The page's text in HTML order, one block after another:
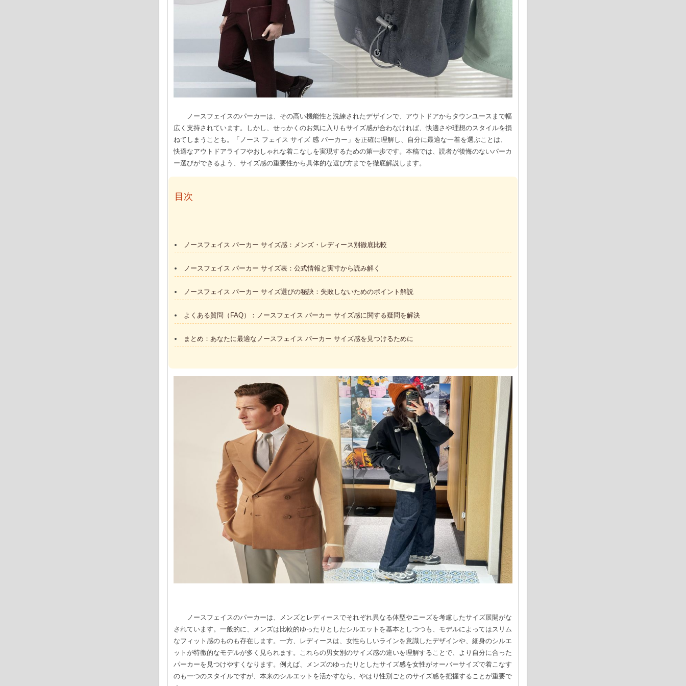
ノースフェイスのパーカーは、その高い機能性と洗練されたデザインで、アウトドアからタウンユースまで幅
広く支持されています。しかし、せっかくのお気に入りもサイズ感が合わなければ、快適さや理想のスタイルを損
ねてしまうことも。「ノース フェイス サイズ 感 パーカー」を正確に理解し、自分に最適な一着を選ぶことは、
快適なアウトドアライフやおしゃれな着こなしを実現するための第一歩です。本稿では、読者が後悔のないパーカ
ー選びができるよう、サイズ感の重要性から具体的な選び方までを徹底解説します。
目次
ノースフェイス パーカー サイズ感：メンズ・レディース別徹底比較
ノースフェイス パーカー サイズ表：公式情報と実寸から読み解く
ノースフェイス パーカー サイズ選びの秘訣：失敗しないためのポイント解説
よくある質問（FAQ）：ノースフェイス パーカー サイズ感に関する疑問を解決
まとめ：あなたに最適なノースフェイス パーカー サイズ感を見つけるために
ノースフェイスのパーカーは、メンズとレディースでそれぞれ異なる体型やニーズを考慮したサイズ展開がな
されています。一般的に、メンズは比較的ゆったりとしたシルエットを基本としつつも、モデルによってはスリム
なフィット感のものも存在します。一方、レディースは、女性らしいラインを意識したデザインや、細身のシルエ
ットが特徴的なモデルが多く見られます。これらの男女別のサイズ感の違いを理解することで、より自分に合った
パーカーを見つけやすくなります。例えば、メンズのゆったりとしたサイズ感を女性がオーバーサイズで着こなす
のも一つのスタイルですが、本来のシルエットを活かすなら、やはり性別ごとのサイズ感を把握することが重要で